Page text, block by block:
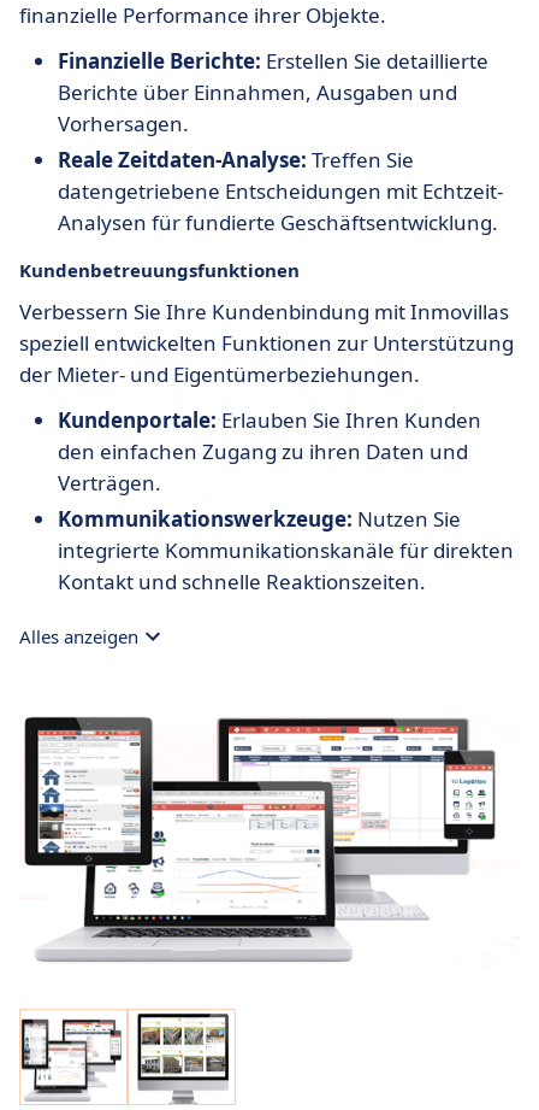
finanzielle Performance ihrer Objekte.
Finanzielle Berichte: Erstellen Sie detaillierte
Berichte über Einnahmen, Ausgaben und
Vorhersagen.
Reale Zeitdaten-Analyse: Treffen Sie
datengetriebene Entscheidungen mit Echtzeit-
Analysen für fundierte Geschäftsentwicklung.
Kundenbetreuungsfunktionen
Verbessern Sie Ihre Kundenbindung mit Inmovillas
speziell entwickelten Funktionen zur Unterstützung
der Mieter- und Eigentümerbeziehungen.
Kundenportale: Erlauben Sie Ihren Kunden
den einfachen Zugang zu ihren Daten und
Verträgen.
Kommunikationswerkzeuge: Nutzen Sie
integrierte Kommunikationskanäle für direkten
Kontakt und schnelle Reaktionszeiten.
Alles anzeigen